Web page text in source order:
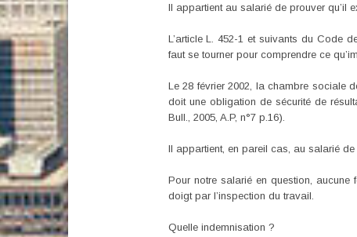
Il appartient au salarié de prouver qu’il
L’article L. 452-1 et suivants du Code
faut se tourner pour comprendre ce
Le 28 février 2002, la chambre sociale
doit une obligation de sécurité de
Bull., 2005, A.P, n°7 p.16).
Il appartient, en pareil cas, au salarié
Pour notre salarié en question, aucune
doigt par l’inspection du travail.
Quelle indemnisation ?